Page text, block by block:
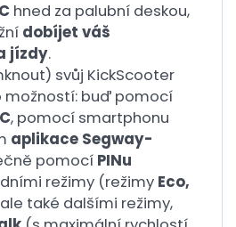
hned za palubní deskou,
dobíjet váš
jízdy.
svůj KickScooter
možností: buď pomocí
, pomocí smartphonu
aplikace Segway-
pomocí PINu
režimy (režimy Eco,
také dalšími režimy,